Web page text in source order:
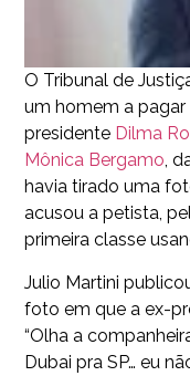
O Tribunal de
um homem a pagar
presidente Dilma
Mônica Bergamo,
havia tirado uma
acusou a petista,
primeira classe
Julio Martini
foto em que a ex-
“Olha a
Dubai pra SP… eu